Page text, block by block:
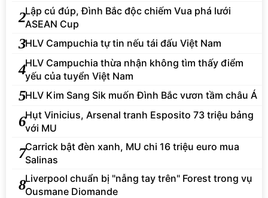
2Lập cú đúp, Đình Bắc độc chiếm Vua phá lưới
ASEAN Cup
3HLV Campuchia tự tin nếu tái đấu Việt Nam
4HLV Campuchia thừa nhận không tìm thấy điểm
yếu của tuyển Việt Nam
5HLV Kim Sang Sik muốn Đình Bắc vươn tầm châu Á
6Hụt Vinicius, Arsenal tranh Esposito 73 triệu bảng
với MU
7Carrick bật đèn xanh, MU chi 16 triệu euro mua
Salinas
8Liverpool chuẩn bị "nẫng tay trên" Forest trong vụ
Ousmane Diomande